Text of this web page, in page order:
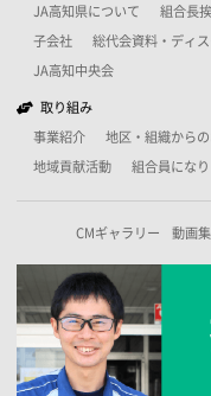
JA高知県について 組合長
子会社 総代会資料・ディ
JA高知中央会
取り組み
事業紹介 地区・組織から
地域貢献活動 組合員にな
CMギャラリー 動画集